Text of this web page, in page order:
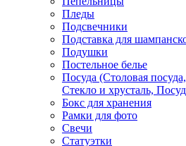
Пледы
Подсвечники
Подставка для
Подушки
Постельное белье
Посуда (Столовая
Стекло и хрусталь,
Бокс для хранения
Рамки для фото
Свечи
Статуэтки